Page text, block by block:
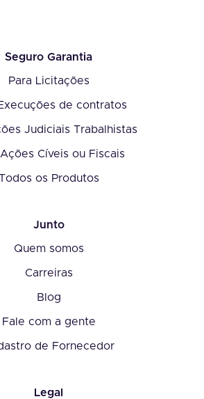
Seguro Garantia
Para Licitações
de contratos
Judiciais Trabalhistas
Cíveis ou Fiscais
os Produtos
Junto
Quem somos
Carreiras
Blog
Fale com a gente
de Fornecedor
Legal